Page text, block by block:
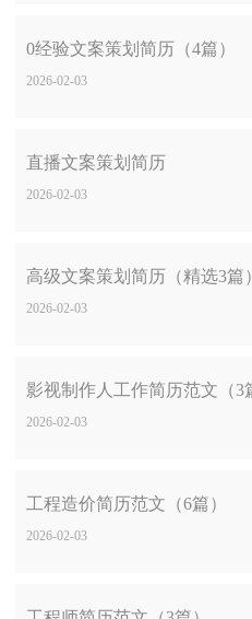
0经验文案策划简历（4篇）
2026-02-03
直播文案策划简历
2026-02-03
高级文案策划简历（精选3篇
2026-02-03
影视制作人工作简历范文（3
2026-02-03
工程造价简历范文（6篇）
2026-02-03